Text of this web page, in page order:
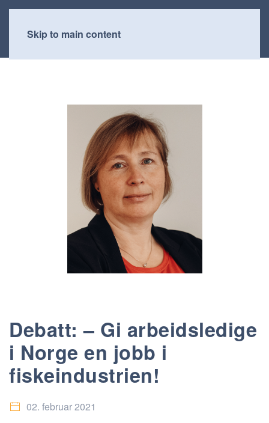
Skip to main content
Debatt: – Gi arbeidsledige
i Norge en jobb i
fiskeindustrien!
02. februar 2021